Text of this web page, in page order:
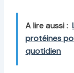
A lire aussi :
protéines
quotidien